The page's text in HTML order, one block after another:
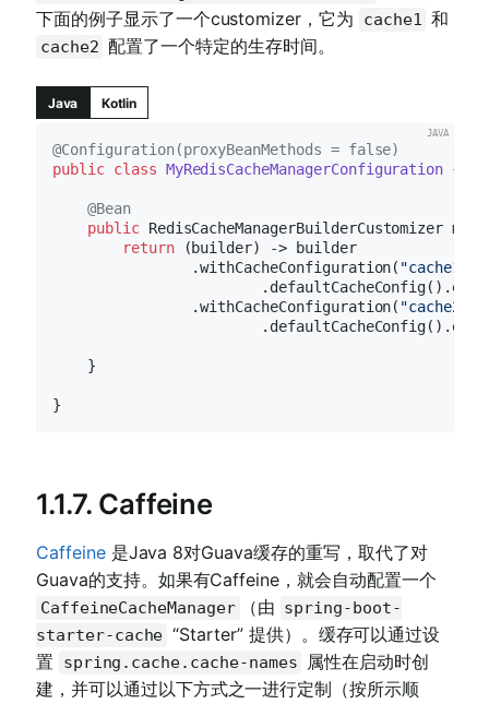
下面的例子显示了一个customizer，它为
cache1 和
cache2 配置了一个特定的生存时间。
Java Kotlin
@Configuration(proxyBeanMethods = false)
public class MyRedisCacheManagerConfiguration {
@Bean
public RedisCacheManagerBuilderCustomizer
return (builder) -> builder
                .withCacheConfiguration(
"cache1"
                .withCacheConfiguration(
"cache2"
    }
1.1.7. Caffeine
Caffeine是Java 8对Guava缓存的重写，取代了对
Guava的支持。如果有Caffeine，就会自动配置一个
CaffeineCacheManager （由 spring-boot-
starter-cache “Starter” 提供）。缓存可以通过设
置
spring.cache.cache-names
属性在启动时创
建，并可以通过以下方式之一进行定制（按所示顺